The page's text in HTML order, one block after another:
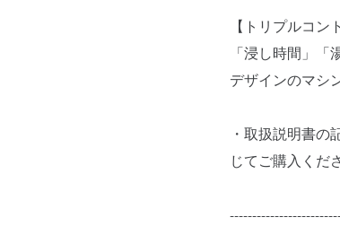
【トリプルコン
「浸し時間」
デザインのマシ
・取扱説明書
じてご購入くだ